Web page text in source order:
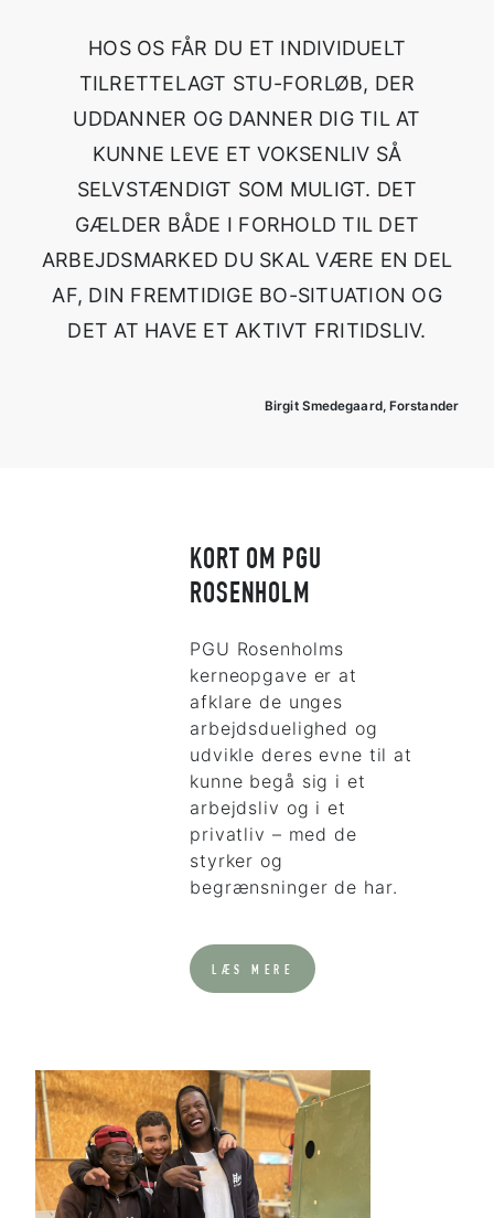
HOS OS FÅR DU ET INDIVIDUELT
TILRETTELAGT STU-FORLØB, DER
UDDANNER OG DANNER DIG TIL AT
KUNNE LEVE ET VOKSENLIV SÅ
SELVSTÆNDIGT SOM MULIGT. DET
GÆLDER BÅDE I FORHOLD TIL DET
ARBEJDSMARKED DU SKAL VÆRE EN DEL
AF, DIN FREMTIDIGE BO-SITUATION OG
DET AT HAVE ET AKTIVT FRITIDSLIV.
Birgit Smedegaard, Forstander
KORT OM PGU
ROSENHOLM
PGU Rosenholms
kerneopgave er at
afklare de unges
arbejdsduelighed og
udvikle deres evne til at
kunne begå sig i et
arbejdsliv og i et
privatliv – med de
styrker og
begrænsninger de har.
LÆS MERE